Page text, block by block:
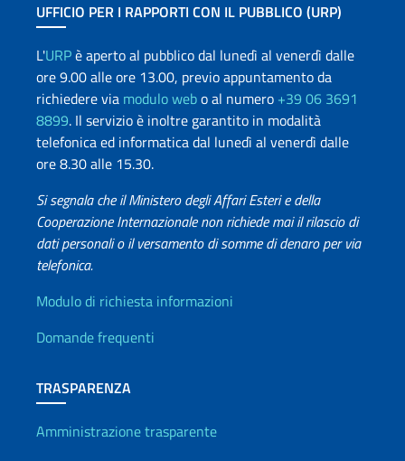
UFFICIO PER I RAPPORTI CON IL PUBBLICO (URP)
L'URPè aperto al pubblico dal lunedì al venerdì dalle
ore 9.00 alle ore 13.00, previo appuntamento da
richiedere via modulo webo al numero +39 06 3691
8899. Il servizio è inoltre garantito in modalità
telefonica ed informatica dal lunedì al venerdì dalle
ore 8.30 alle 15.30.
Si segnala che il Ministero degli Affari Esteri e della
Cooperazione Internazionale non richiede mai il rilascio di
dati personali o il versamento di somme di denaro per via
telefonica.
Info utili
Modulo di richiesta informazioni
Domande frequenti
TRASPARENZA
Amministrazione trasparente